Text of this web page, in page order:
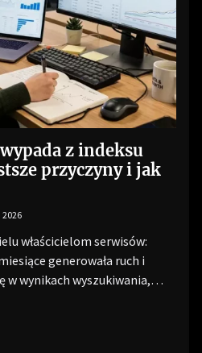
z indeksu
przyczyny i jak
2026
właścicielom serwisów:
generowała ruch i
w wynikach wyszukiwania,